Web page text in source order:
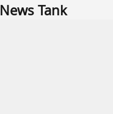
News Tank